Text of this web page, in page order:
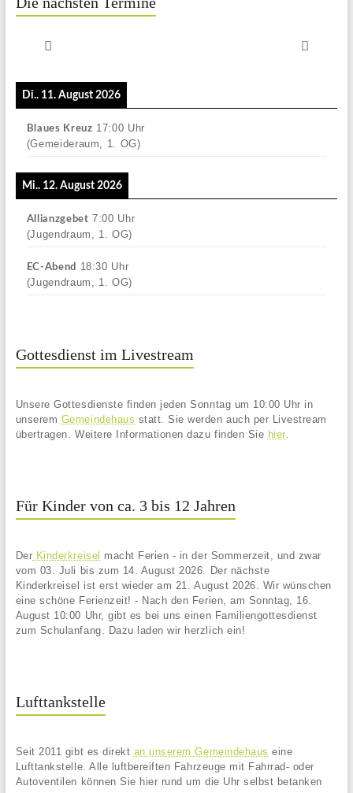
Di.. 11. August 2026
Blaues Kreuz 17:00 Uhr
(Gemeideraum, 1. OG)
Mi.. 12. August 2026
Allianzgebet 7:00 Uhr
(Jugendraum, 1. OG)
EC-Abend 18:30 Uhr
(Jugendraum, 1. OG)
Gottesdienst im Livestream
Unsere Gottesdienste finden jeden Sonntag um 10:00 Uhr in
unserem Gemeindehaus statt. Sie werden auch per Livestream
übertragen. Weitere Informationen dazu finden Sie hier.
Für Kinder von ca. 3 bis 12 Jahren
Der Kinderkreisel macht Ferien - in der Sommerzeit, und zwar
vom 03. Juli bis zum 14. August 2026. Der nächste
Kinderkreisel ist erst wieder am 21. August 2026. Wir wünschen
eine schöne Ferienzeit! - Nach den Ferien, am Sonntag, 16.
August 10:00 Uhr, gibt es bei uns einen Familiengottesdienst
zum Schulanfang. Dazu laden wir herzlich ein!
Lufttankstelle
Seit 2011 gibt es direkt an unserem Gemeindehaus eine
Lufttankstelle. Alle luftbereiften Fahrzeuge mit Fahrrad- oder
Autoventilen können Sie hier rund um die Uhr selbst betanken